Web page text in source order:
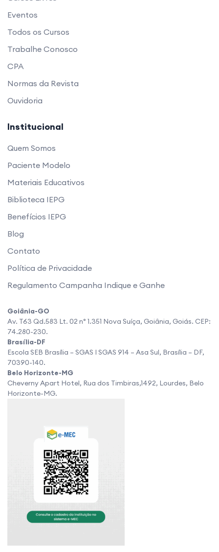
Eventos
Todos os Cursos
Trabalhe Conosco
CPA
Normas da Revista
Ouvidoria
Institucional
Quem Somos
Paciente Modelo
Materiais Educativos
Biblioteca IEPG
Benefícios IEPG
Blog
Contato
Política de Privacidade
Regulamento Campanha Indique e Ganhe
Goiânia-GO
Av. T63 Qd.583 Lt. 02 n° 1.351 Nova Suíça, Goiânia, Goiás. CEP:
74.280-230.
Brasília-DF
Escola SEB Brasília – SGAS I SGAS 914 – Asa Sul, Brasília – DF,
70390-140.
Belo Horizonte-MG
Cheverny Apart Hotel, Rua dos Timbiras,1492, Lourdes, Belo
Horizonte-MG.